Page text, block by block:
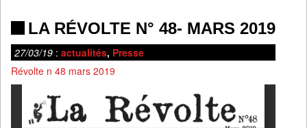
LA RÉVOLTE N° 48- MARS 2019
27/03/19 : actualités, Presse
Révolte n 48 mars 2019